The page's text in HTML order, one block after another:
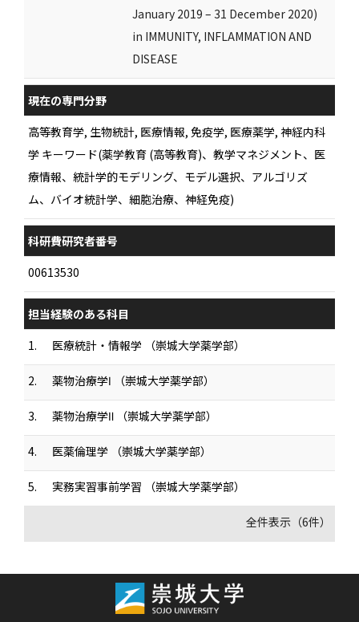
January 2019 – 31 December 2020)
in IMMUNITY, INFLAMMATION AND
DISEASE
現在の専門分野
高等教育学, 生物統計, 医療情報, 免疫学, 医療薬学, 神経内科
学 キーワード(薬学教育 (高等教育)、教学マネジメント、医
療情報、統計学的モデリング、モデル選択、アルゴリズ
ム、バイオ統計学、細胞治療、神経免疫)
科研費研究者番号
00613530
担当経験のある科目
1.
医療統計・情報学 （崇城大学薬学部）
2. 薬物治療学Ⅰ （崇城大学薬学部）
3. 薬物治療学Ⅱ （崇城大学薬学部）
4. 医薬倫理学 （崇城大学薬学部）
5. 実務実習事前学習 （崇城大学薬学部）
全件表示（6件）